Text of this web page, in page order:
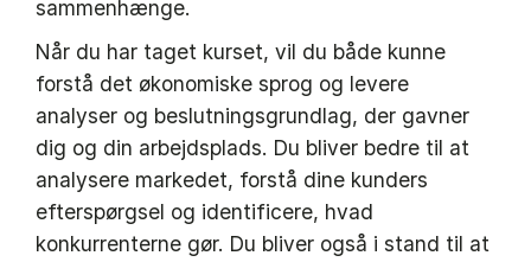
sammenhænge.
Når du har taget kurset, vil du både kunne
forstå det økonomiske sprog og levere
analyser og beslutningsgrundlag, der gavner
dig og din arbejdsplads. Du bliver bedre til at
analysere markedet, forstå dine kunders
efterspørgsel og identificere, hvad
konkurrenterne gør. Du bliver også i stand til at